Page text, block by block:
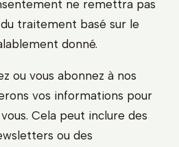
ne remettra pas
traitement basé sur le
donné.
ou vous abonnez à nos
vos informations pour
Cela peut inclure des
ou des